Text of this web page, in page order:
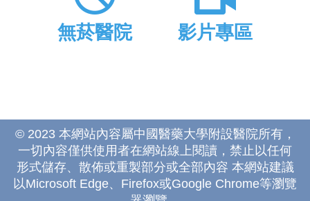
無菸醫院 影片專區
© 2023 本網站內容屬中國醫藥大學附設醫院所有，
一切內容僅供使用者在網站線上閱讀，禁止以任何
形式儲存、散佈或重製部分或全部內容 本網站建議
以Microsoft Edge、Firefox或Google Chrome等瀏覽